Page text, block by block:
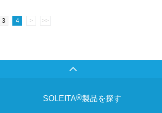
3 4 > >>
SOLEITA®製品を探す